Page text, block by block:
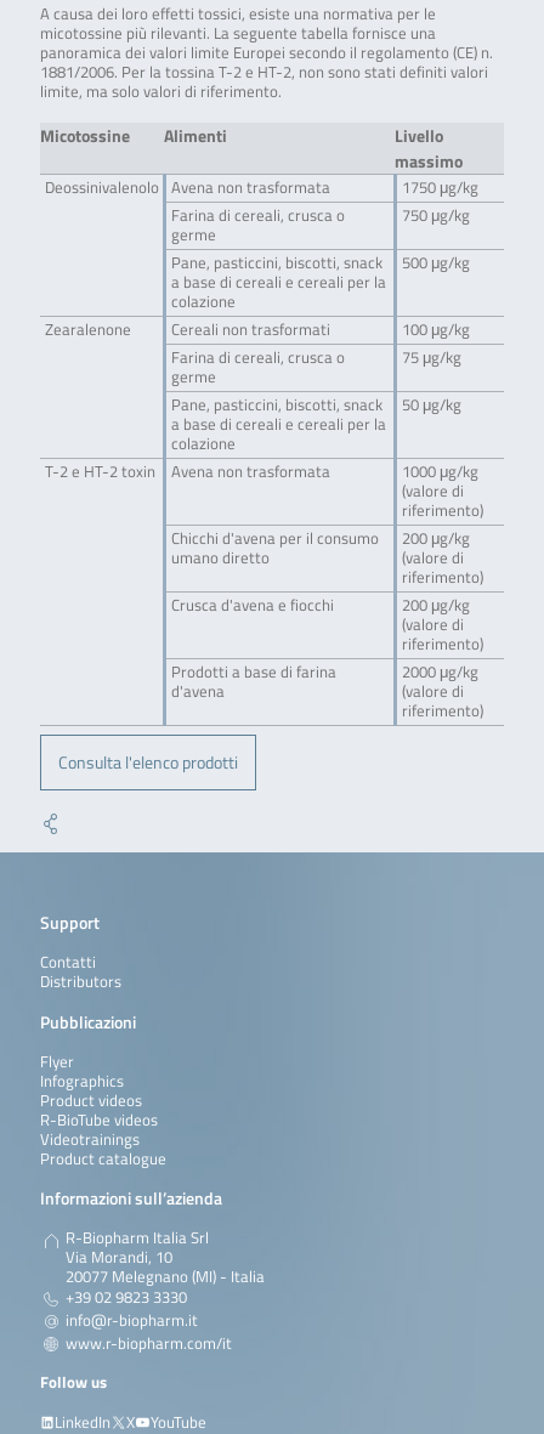
A causa dei loro effetti tossici, esiste una normativa per le
micotossine più rilevanti. La seguente tabella fornisce una
panoramica dei valori limite Europei secondo il regolamento (CE) n.
1881/2006. Per la tossina T-2 e HT-2, non sono stati definiti valori
limite, ma solo valori di riferimento.
Micotossine Alimenti
Livello
massimo
Deossinivalenolo Avena non trasformata
1750 μg/kg
Farina di cereali, crusca o
germe
750 μg/kg
Pane, pasticcini, biscotti, snack
a base di cereali e cereali per la
colazione
500 μg/kg
Zearalenone Cereali non trasformati
100 μg/kg
Farina di cereali, crusca o
germe
75 μg/kg
Pane, pasticcini, biscotti, snack
a base di cereali e cereali per la
colazione
50 μg/kg
T-2 e HT-2 toxin Avena non trasformata
1000 μg/kg
(valore di
riferimento)
Chicchi d'avena per il consumo
umano diretto
200 μg/kg
(valore di
riferimento)
Crusca d'avena e fiocchi
200 μg/kg
(valore di
riferimento)
Prodotti a base di farina
d'avena
2000 μg/kg
(valore di
riferimento)
Consulta l'elenco prodotti
Support
Contatti
Distributors
Pubblicazioni
Flyer
Infographics
Product videos
R-BioTube videos
Videotrainings
Product catalogue
Informazioni sull’azienda
R-Biopharm Italia Srl
Via Morandi, 10
20077 Melegnano (MI) - Italia
+39 02 9823 3330
info@r-biopharm.it
www.r-biopharm.com/it
Follow us
LinkedIn
X YouTube